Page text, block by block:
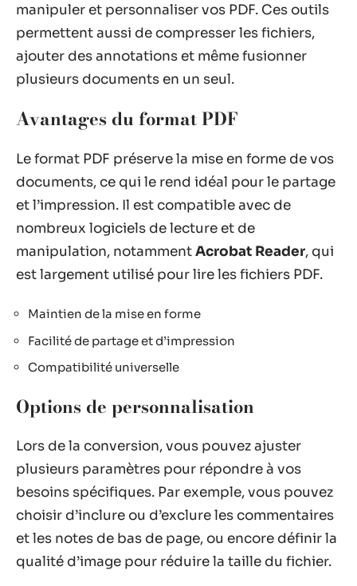
manipuler et personnaliser vos PDF. Ces outils
permettent aussi de compresser les fichiers,
ajouter des annotations et même fusionner
plusieurs documents en un seul.
Avantages du format PDF
Le format PDF préserve la mise en forme de vos
documents, ce qui le rend idéal pour le partage
et l’impression. Il est compatible avec de
nombreux logiciels de lecture et de
manipulation, notammentAcrobat Reader, qui
est largement utilisé pour lire les fichiers PDF.
Maintien de la mise en forme
Facilité de partage et d’impression
Compatibilité universelle
Options de personnalisation
Lors de la conversion, vous pouvez ajuster
plusieurs paramètres pour répondre à vos
besoins spécifiques. Par exemple, vous pouvez
choisir d’inclure ou d’exclure les commentaires
et les notes de bas de page, ou encore définir la
qualité d’image pour réduire la taille du fichier.